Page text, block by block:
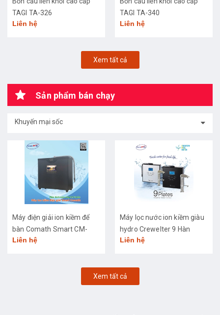
TAGI TA-326
Liên hệ
TAGI TA-340
Liên hệ
Xem tất cả
Sản phẩm bán chạy
Khuyến mại sốc
Máy điện giải ion kiềm để
bàn Comath Smart CM-
3668
Liên hệ
Máy lọc nước ion kiềm giàu
hydro Crewelter 9 Hàn
Quốc
Liên hệ
Xem tất cả